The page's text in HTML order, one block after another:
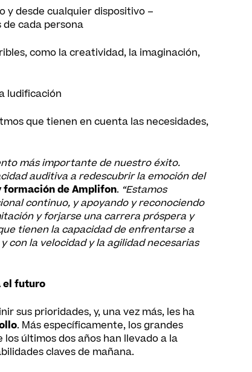
y desde cualquier dispositivo –
cada persona
como la creatividad, la imaginación,
ludificación
que tienen en cuenta las necesidades,
más importante de nuestro éxito.
auditiva a redescubrir la emoción del
formación de Amplifon. “Estamos
continuo, y apoyando y reconociendo
y forjarse una carrera próspera y
tienen la capacidad de enfrentarse a
con la velocidad y la agilidad necesarias
el futuro
sus prioridades, y, una vez más, les ha
. Más específicamente, los grandes
últimos dos años han llevado a la
claves de mañana.